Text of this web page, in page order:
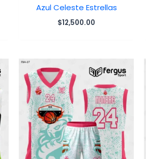
Azul Celeste Estrellas
$12,500.00